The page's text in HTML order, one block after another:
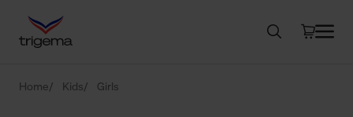
Home Kids Girls